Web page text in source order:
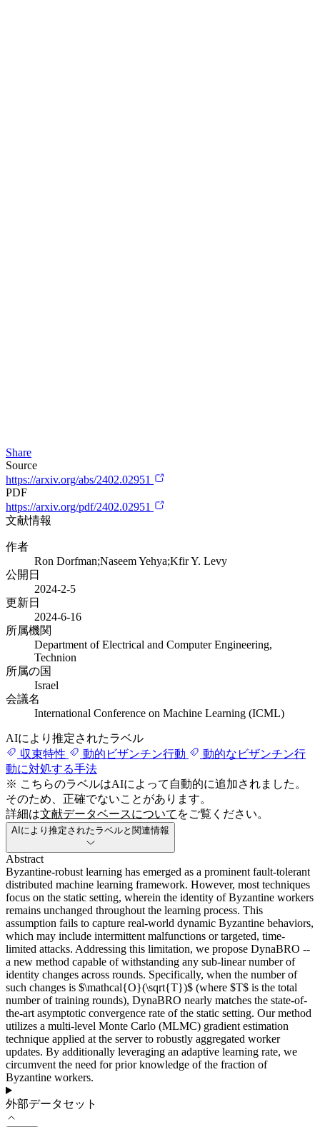
Share
Source
https://arxiv.org/abs/2402.02951
PDF
https://arxiv.org/pdf/2402.02951
文献情報
作者
Ron Dorfman;Naseem Yehya;Kfir Y. Levy
公開日
2024-2-5
更新日
2024-6-16
所属機関
Department of Electrical and Computer Engineering,
Technion
所属の国
Israel
会議名
International Conference on Machine Learning (ICML)
AIにより推定されたラベル
収束特性
動的ビザンチン行動
動的なビザンチン行
動に対処する手法
※ こちらのラベルはAIによって自動的に追加されました。
そのため、正確でないことがあります。
詳細は文献データベースについて をご覧ください。
AIにより推定されたラベルと関連情報
Abstract
Byzantine-robust learning has emerged as a prominent fault-tolerant
distributed machine learning framework. However, most techniques
focus on the static setting, wherein the identity of Byzantine workers
remains unchanged throughout the learning process. This
assumption fails to capture real-world dynamic Byzantine behaviors,
which may include intermittent malfunctions or targeted, time-
limited attacks. Addressing this limitation, we propose DynaBRO --
a new method capable of withstanding any sub-linear number of
identity changes across rounds. Specifically, when the number of
such changes is $\mathcal{O}(\sqrt{T})$ (where $T$ is the total
number of training rounds), DynaBRO nearly matches the state-of-
the-art asymptotic convergence rate of the static setting. Our method
utilizes a multi-level Monte Carlo (MLMC) gradient estimation
technique applied at the server to robustly aggregated worker
updates. By additionally leveraging an adaptive learning rate, we
circumvent the need for prior knowledge of the fraction of
Byzantine workers.
外部データセット